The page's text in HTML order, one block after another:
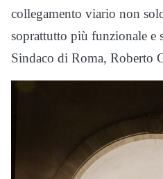
collegamento viario non
soprattutto più funzionale e
Sindaco di Roma, Roberto